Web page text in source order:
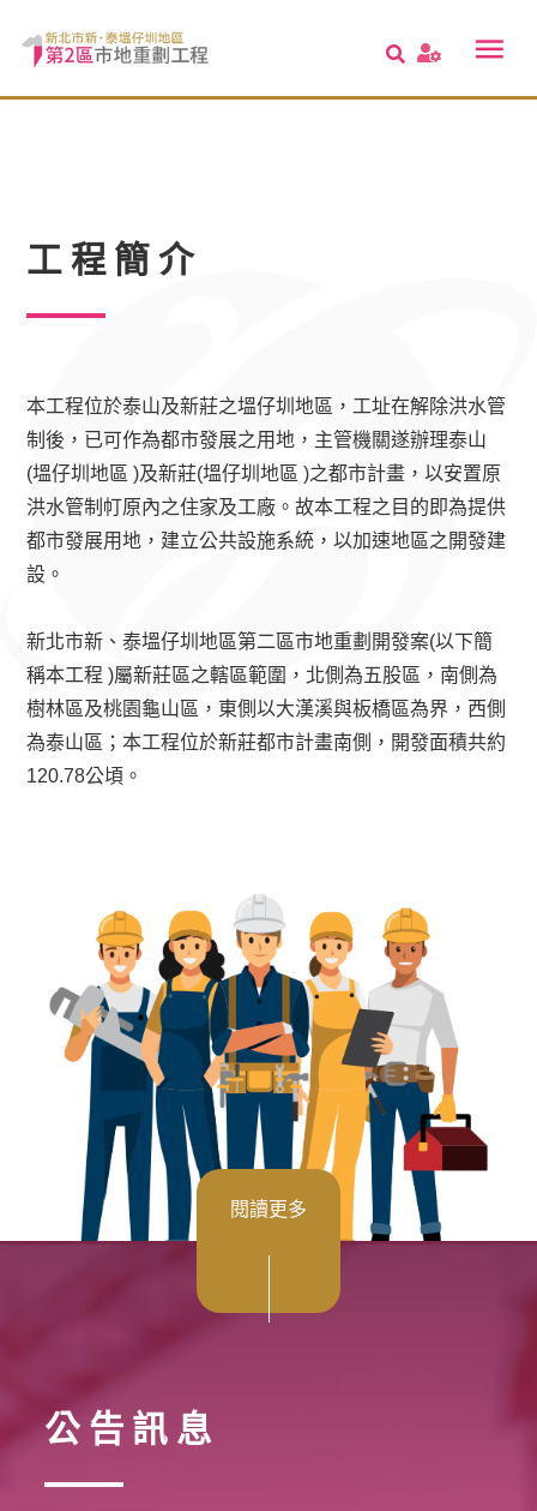
工程簡介
本工程位於泰山及新莊之塭仔圳地區，工址在解除洪水管
制後，已可作為都市發展之用地，主管機關遂辦理泰山
(塭仔圳地區 )及新莊(塭仔圳地區 )之都市計畫，以安置原
洪水管制帄原內之住家及工廠。故本工程之目的即為提供
都市發展用地，建立公共設施系統，以加速地區之開發建
設。
新北市新、泰塭仔圳地區第二區市地重劃開發案(以下簡
稱本工程 )屬新莊區之轄區範圍，北側為五股區，南側為
樹林區及桃園龜山區，東側以大漢溪與板橋區為界，西側
為泰山區；本工程位於新莊都市計畫南側，開發面積共約
120.78公頃。
閱讀更多
公告訊息